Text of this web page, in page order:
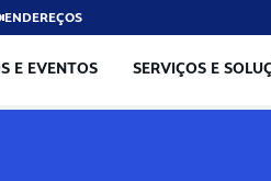
ENDEREÇOS
E EVENTOS SERVIÇOS E